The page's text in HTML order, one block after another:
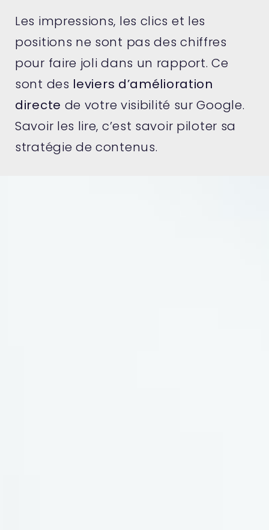
Les impressions, les clics et les
positions ne sont pas des chiffres
pour faire joli dans un rapport. Ce
sont des leviers d’amélioration
directe de votre visibilité sur Google.
Savoir les lire, c’est savoir piloter sa
stratégie de contenus.